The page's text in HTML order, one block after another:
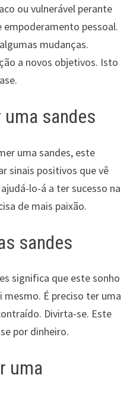
ou vulnerável perante
pessoal.
mudanças.
a novos objetivos. Isto
uma sandes
uma sandes, este
sinais positivos que vê
lo-á a ter sucesso na
de mais paixão.
sandes
significa que este sonho
É preciso ter uma
Divirta-se. Este
por dinheiro.
uma